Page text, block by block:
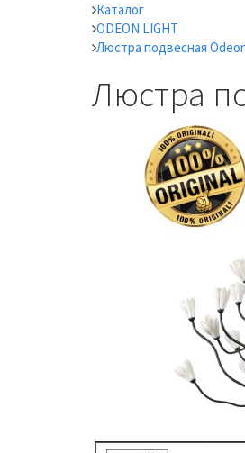
Каталог
ODEON LIGHT
Люстра подвесная
Люстра